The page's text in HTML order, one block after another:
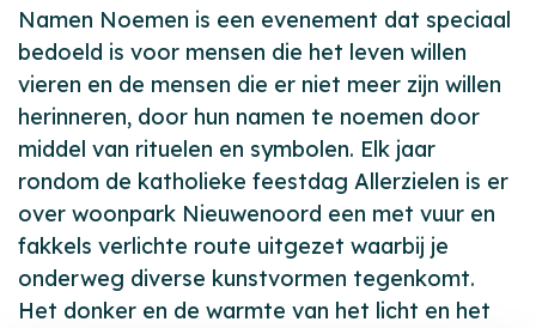
Namen Noemen is een evenement dat speciaal
bedoeld is voor mensen die het leven willen
vieren en de mensen die er niet meer zijn willen
herinneren, door hun namen te noemen door
middel van rituelen en symbolen. Elk jaar
rondom de katholieke feestdag Allerzielen is er
over woonpark Nieuwenoord een met vuur en
fakkels verlichte route uitgezet waarbij je
onderweg diverse kunstvormen tegenkomt.
Het donker en de warmte van het licht en het